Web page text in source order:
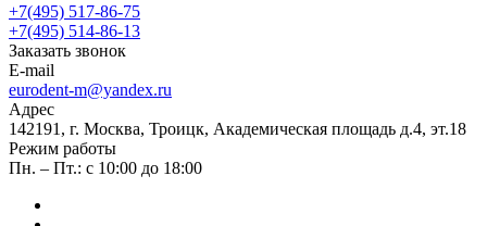
+7(495) 517-86-75
+7(495) 514-86-13
Заказать звонок
E-mail
eurodent-m@yandex.ru
Адрес
142191, г. Москва, Троицк, Академическая площадь д.4, эт.18
Режим работы
Пн. – Пт.: с 10:00 до 18:00